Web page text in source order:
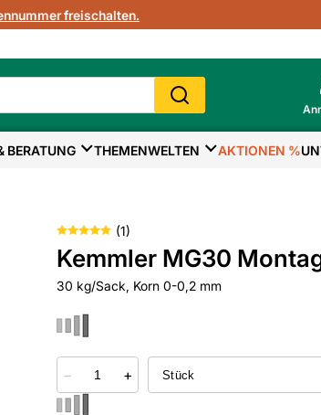
freischalten.
Mein
Zur
BERATUNG THEMENWELTEN AKTIONEN %
(1)
Kemmler MG30
30 kg/Sack, Korn 0-0,2 mm
− +